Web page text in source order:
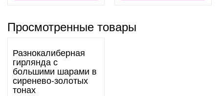
Просмотренные товары
Разнокалиберная
гирлянда с
большими шарами в
сиренево-золотых
тонах